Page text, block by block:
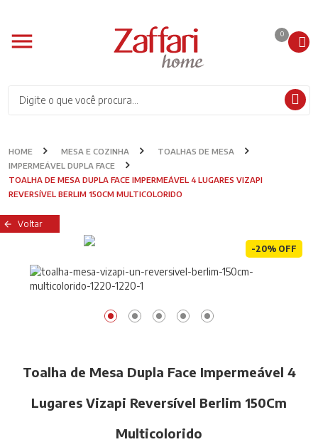
0
HOME MESA E COZINHA
TOALHAS DE MESA
IMPERMEÁVEL DUPLA FACE
TOALHA DE MESA DUPLA FACE IMPERMEÁVEL 4 LUGARES VIZAPI
REVERSÍVEL BERLIM 150CM MULTICOLORIDO
Voltar
-20% OFF
Toalha de Mesa Dupla Face Impermeável 4
Lugares Vizapi Reversível Berlim 150Cm
Multicolorido